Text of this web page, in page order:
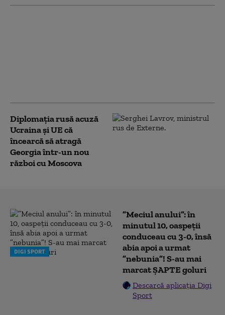
Diplomaţia rusă acuză
Ucraina şi UE că
încearcă să atragă
Georgia într-un nou
război cu Moscova
DIGI SPORT
”Meciul anului”: în
minutul 10, oaspeții
conduceau cu 3-0, însă
abia apoi a urmat
”nebunia”! S-au mai
marcat ȘAPTE goluri
Descarcă aplicația Digi
Sport